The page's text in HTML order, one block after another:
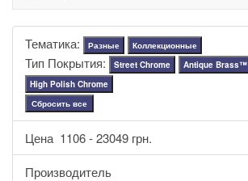
Тематика: Разные Коллекционные
Тип Покрытия: Street Chrome
Antique Brass™
High Polish Chrome
Сбросить все
Цена 1106-23049 грн.
Производитель